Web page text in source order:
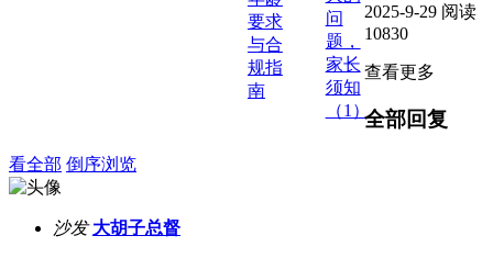
要求
与合
规指
南
问
题，
家长
须知
（1）
2025-9-29 阅读
10830
查看更多
全部回复
看全部 倒序浏览
沙发 大胡子总督